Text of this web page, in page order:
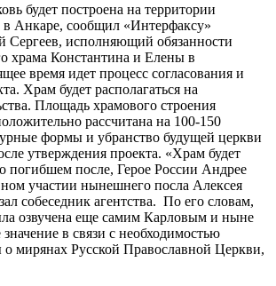
будет построена на территории
в Анкаре, сообщил «Интерфаксу»
Сергеев, исполняющий обязанности
храма Константина и Елены в
время идет процесс согласования и
Храм будет располагаться на
Площадь храмового строения
рассчитана на 100-150
формы и убранство будущей церкви
утверждения проекта. «Храм будет
погибшем после, Герое России Андрее
участии нынешнего посла Алексея
собеседник агентства. По его словам,
озвучена еще самим Карловым и ныне
значение в связи с необходимостью
о мирянах Русской Православной Церкви,